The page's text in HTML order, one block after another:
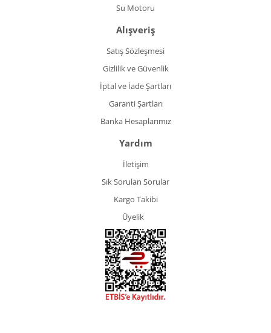
Su Motoru
Alışveriş
Satış Sözleşmesi
Gizlilik ve Güvenlik
İptal ve İade Şartları
Garanti Şartları
Banka Hesaplarımız
Yardım
İletişim
Sık Sorulan Sorular
Kargo Takibi
Üyelik